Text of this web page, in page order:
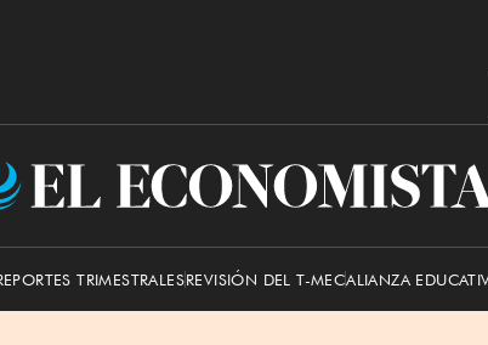
El
TRIMESTRALESREVISIÓN DEL T-MECALIANZA